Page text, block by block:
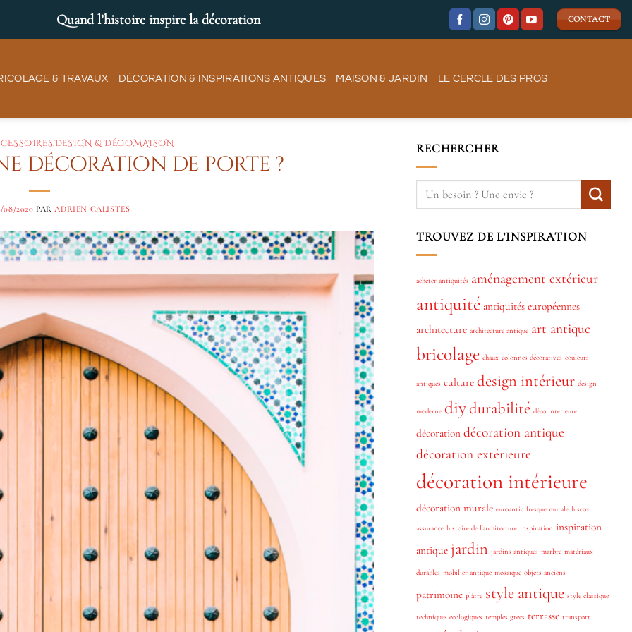
Quand l’histoire inspire la décoration CONTACT
& TRAVAUX DÉCORATION & INSPIRATIONS ANTIQUES MAISON & JARDIN LE CERCLE DES PROS
,DESIGN & DÉCO,MAISON
décoration de porte ?
08/2020 PARADRIEN CALISTES
RECHERCHER
TROUVEZ DE L’INSPIRATION
acheter antiquités aménagement extérieur
antiquité antiquités européennes
architecture architecture antique art antique
bricolage chaux colonnes décoratives couleurs
antiques culture design intérieur design
moderne diydurabilité déco intérieure
décoration décoration antique
décoration extérieure
décoration intérieure
décoration murale euroantic fresque murale hiscox
assurance histoire de l'architecture inspiration inspiration
antique jardin jardins antiques marbre matériaux
durables mobilier antique mosaïque objets anciens
patrimoine plâtre style antique style classique
techniques écologiques temples grecs terrasse transport